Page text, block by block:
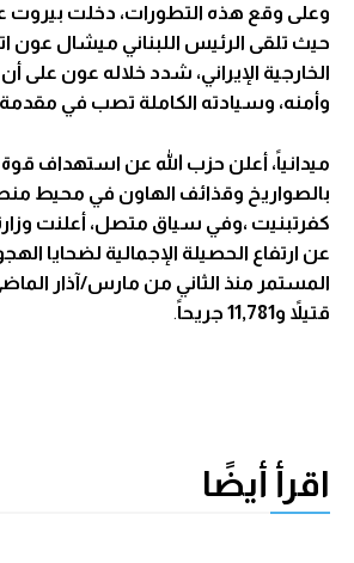
وعلى وقع هذه التطورات، دخلت بيروت
حيث تلقى الرئيس اللبناني ميشال عون
الخارجية الإيراني، شدد خلاله عون على أن
وأمنه، وسيادته الكاملة تصب في مقدمة
ميدانياً، أعلن حزب الله عن استهداف قوة
بالصواريخ وقذائف الهاون في محيط
كفرتبنيت ،وفي سياق متصل، أعلنت وزارة
عن ارتفاع الحصيلة الإجمالية لضحايا
قتيلاً و11,781 جريحاً
.
اقرأ أيضًا